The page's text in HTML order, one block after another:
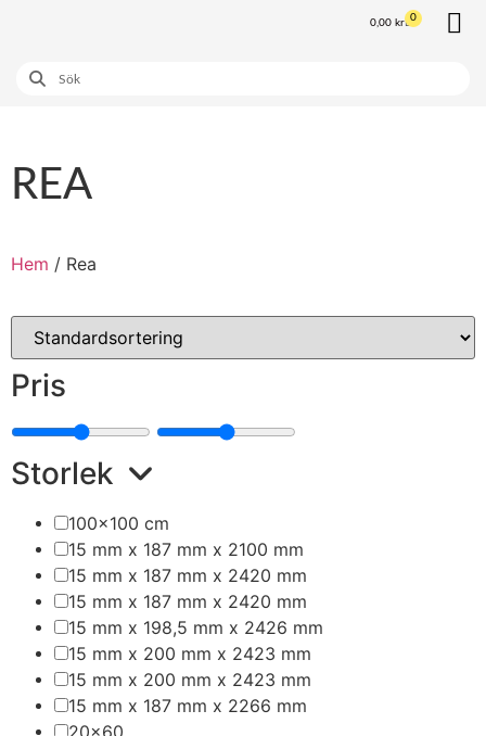
0,00 kr 0
REA
Hem / Rea
Pris
Storlek
100x100 cm
15 mm x 187 mm x 2100 mm
15 mm x 187 mm x 2420 mm
15 mm x 187 mm x 2420 mm
15 mm x 198,5 mm x 2426 mm
15 mm x 200 mm x 2423 mm
15 mm x 200 mm x 2423 mm
15 mm x 187 mm x 2266 mm